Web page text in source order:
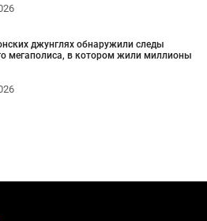
джунглях обнаружили следы
мегаполиса, в котором жили миллионы